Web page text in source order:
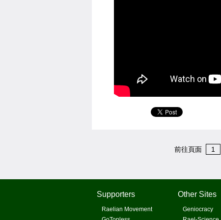
前往頁面 1
Supporters
Raelian Movement
Other Sites
Geniocracy